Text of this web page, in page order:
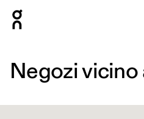
Negozi vicino